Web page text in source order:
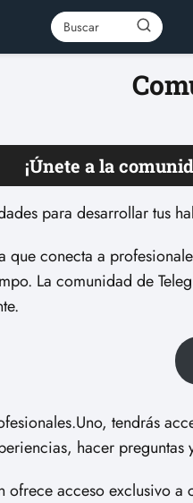
¡Únete a la
para desarrollar tus
que conecta a
La comunidad de
tendrás
hacer preguntas
acceso exclusivo